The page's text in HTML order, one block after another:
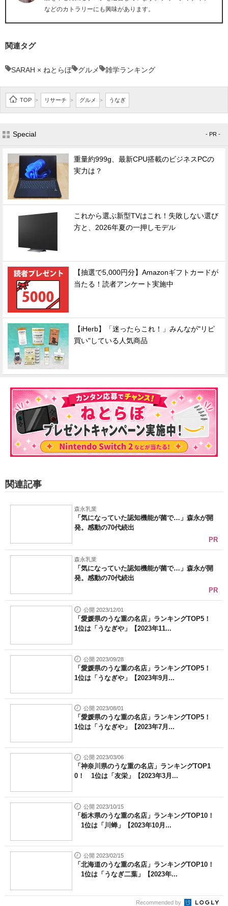
などのカトラリーにも興味があります。
関連タグ
SARAH × ねとらぼ グルメ 雑学ランキング
TOP > リサーチ > グルメ > うなぎ
Special - PR -
重量約999g、最新CPU搭載のビジネスPCの
実力は？
これから選ぶ新型TVはこれ！失敗しない選び
方と、2026年夏の一押しモデル
【抽選で5,000円分】Amazonギフトカードが
当たる！読者アンケート実施中
【iHerb】「迷ったらこれ！」みんなが"リピ
買い"している人気商品
関連記事
森永乳業
「気になっていた認知機能が菌で…」森永が開
発。感動の70代続出
PR
森永乳業
「気になっていた認知機能が菌で…」森永が開
発。感動の70代続出
PR
公開 2023/12/01
「愛媛県のうな重の名店」ランキングTOP5！
1位は「うなぎや」【2023年11...
公開 2023/09/28
「愛媛県のうな重の名店」ランキングTOP5！
1位は「うなぎや」【2023年9月...
公開 2023/08/01
「愛媛県のうな重の名店」ランキングTOP5！
1位は「うなぎや」【2023年7月...
公開 2023/03/06
「神奈川県のうな重の名店」ランキングTOP1
0！ 1位は「友栄」【2023年3月...
公開 2023/10/15
「栃木県のうな重の名店」ランキングTOP10！
1位は「川蝉」【2023年10月...
公開 2023/02/15
「北海道のうな重の名店」ランキングTOP10！
1位は「うなぎ二葉」【2023年...
Recommended by